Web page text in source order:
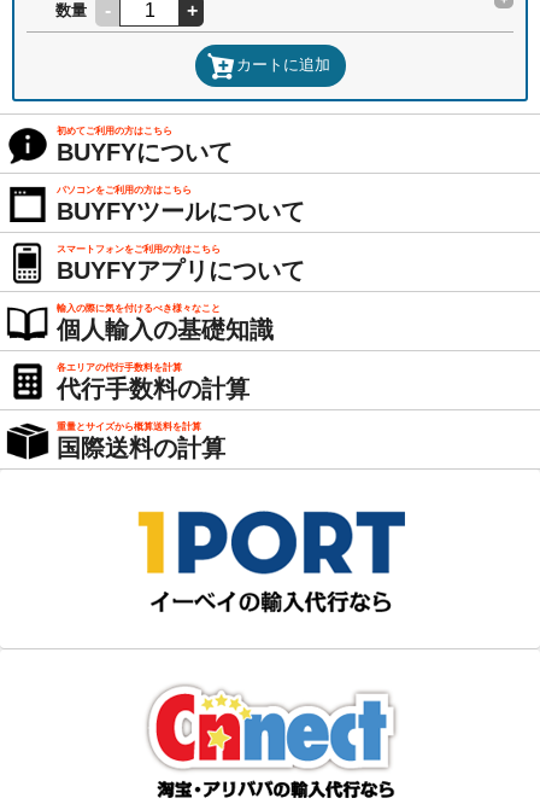
数量 - +
カートに追加
初めてご利用の方はこちら
BUYFYについて
パソコンをご利用の方はこちら
BUYFYツールについて
スマートフォンをご利用の方はこちら
BUYFYアプリについて
輸入の際に気を付けるべき様々なこと
個人輸入の基礎知識
各エリアの代行手数料を計算
代行手数料の計算
重量とサイズから概算送料を計算
国際送料の計算